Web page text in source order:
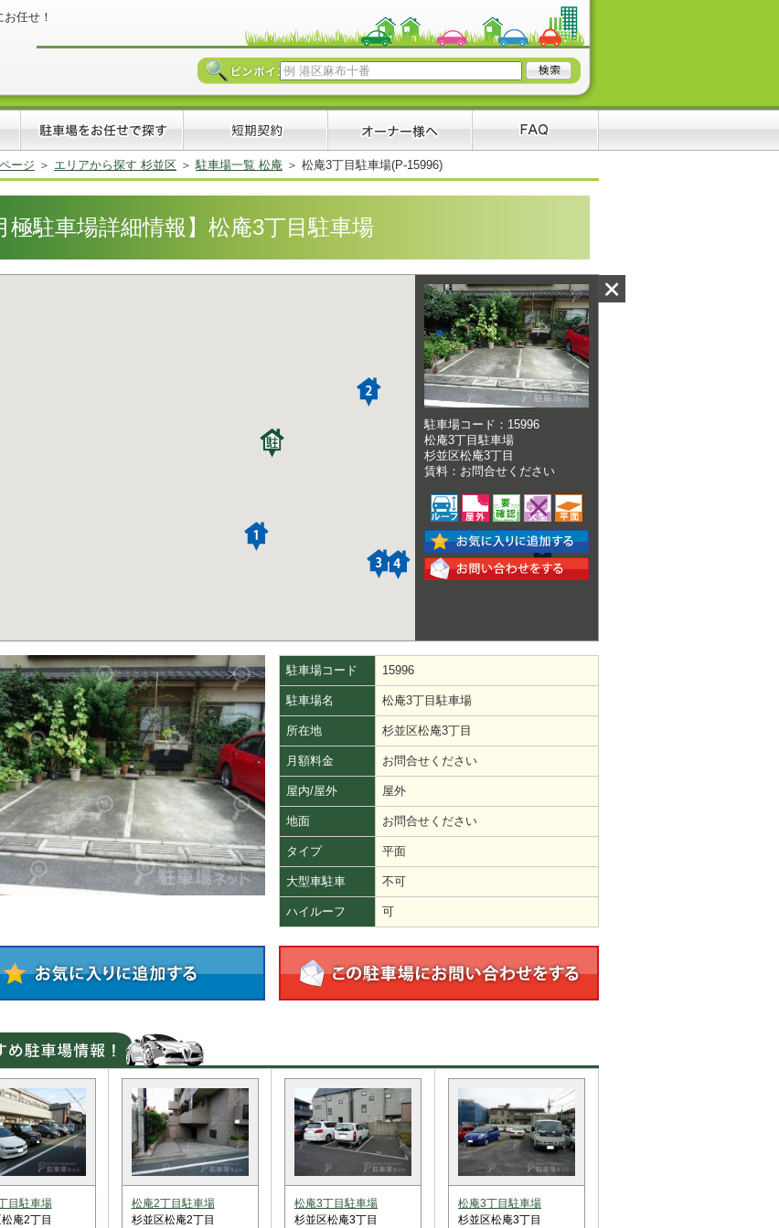
任せ！
ージ エリアから探す 杉並区 駐車場一覧 松庵 松庵3丁目駐車場(P-15996)
極駐車場詳細情報】松庵3丁目駐車場
駐車場コード 15996
駐車場名 松庵3丁目駐車場
所在地 杉並区松庵3丁目
月額料金 お問合せください
屋内/屋外 屋外
地面 お問合せください
タイプ 平面
大型車駐車 不可
ハイルーフ 可
目駐車場
庵2丁目
松庵2丁目駐車場
杉並区松庵2丁目
松庵3丁目駐車場
杉並区松庵3丁目
松庵3丁目駐車場
杉並区松庵3丁目
駐車場コード：15996
松庵3丁目駐車場
杉並区松庵3丁目
賃料：お問合せください